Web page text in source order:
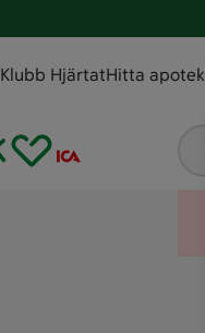
Klubb HjärtatHitta apotek